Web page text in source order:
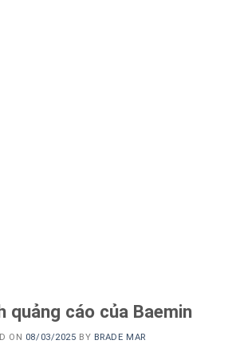
quảng cáo của Baemin
ON 08/03/2025 BY BRADE MAR